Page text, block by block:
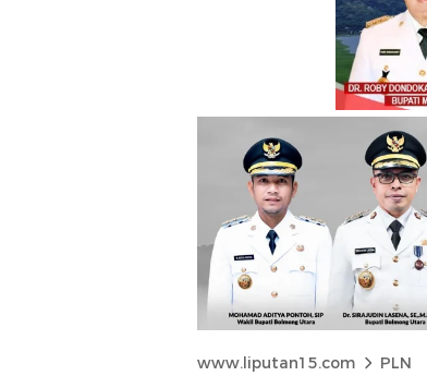
www.liputan15.com PLN